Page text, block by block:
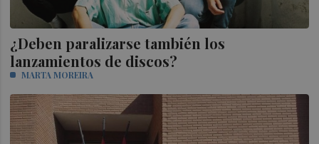
¿Deben paralizarse también los
lanzamientos de discos?
MARTA MOREIRA